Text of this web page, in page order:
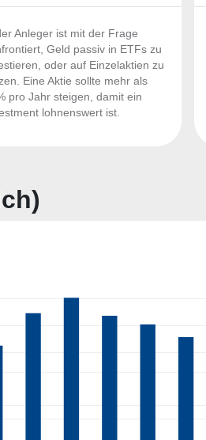
Anleger ist mit der Frage
Geld passiv in ETFs zu
oder auf Einzelaktien zu
Eine Aktie sollte mehr als
pro Jahr steigen, damit ein
lohnenswert ist.